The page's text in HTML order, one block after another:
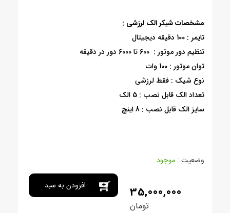
مشخصات شیکر الک لرزشی :
تایمر : 100 دقیقه دیجیتال
تنظیم دور موتور : 600 تا 6000 دور در دقیقه
توان موتور : 100 وات
نوع شیک : فقط لرزشی
تعداد الک قابل نصب : 5 الک
سایز الک قابل نصب : 8 اینچ
وضعیت : موجود
35,000,000
تومان
افزودن به سبد